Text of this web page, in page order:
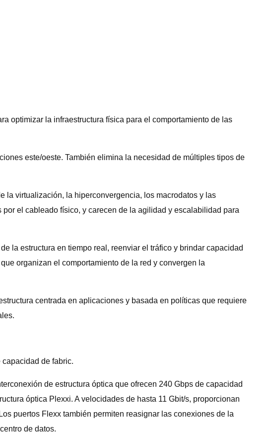
optimizar la infraestructura física para el comportamiento de las
este/oeste. También elimina la necesidad de múltiples tipos de
la virtualización, la hiperconvergencia, los macrodatos y las
el cableado físico, y carecen de la agilidad y escalabilidad para
la estructura en tiempo real, reenviar el tráfico y brindar capacidad
organizan el comportamiento de la red y convergen la
centrada en aplicaciones y basada en políticas que requiere
de fabric.
de estructura óptica que ofrecen 240 Gbps de capacidad
óptica Plexxi. A velocidades de hasta 11 Gbit/s, proporcionan
puertos Flexx también permiten reasignar las conexiones de la
de datos.